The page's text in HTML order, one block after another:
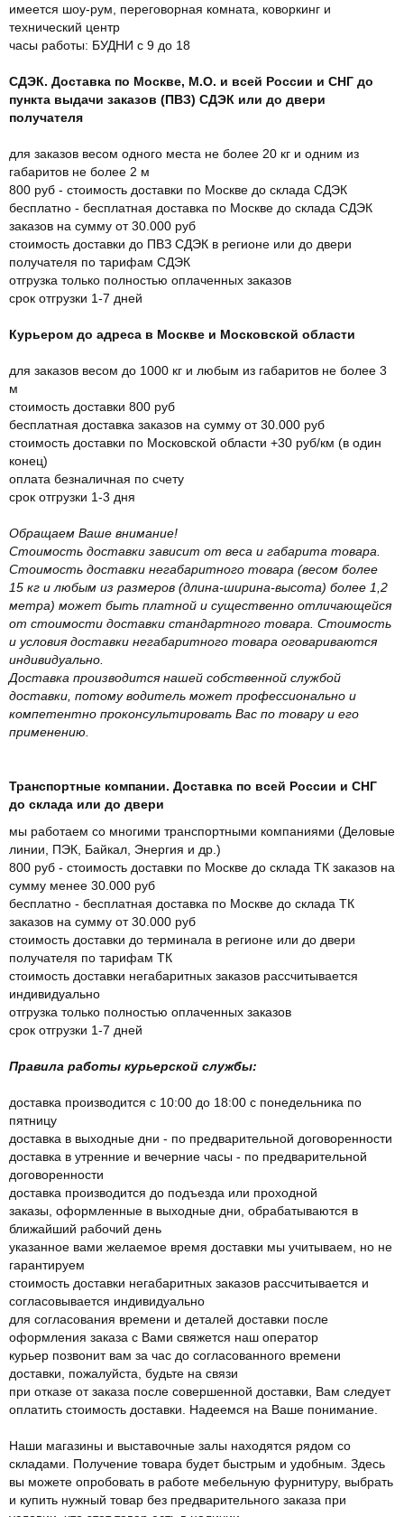
имеется шоу-рум, переговорная комната, коворкинг и
технический центр
часы работы: БУДНИ с 9 до 18
СДЭК. Доставка по Москве, М.О. и всей России и СНГ до
пункта выдачи заказов (ПВЗ) СДЭК или до двери
получателя
для заказов весом одного места не более 20 кг и одним из
габаритов не более 2 м
800 руб - стоимость доставки по Москве до склада СДЭК
бесплатно - бесплатная доставка по Москве до склада СДЭК
заказов на сумму от 30.000 руб
стоимость доставки до ПВЗ СДЭК в регионе или до двери
получателя по тарифам СДЭК
отгрузка только полностью оплаченных заказов
срок отгрузки 1-7 дней
Курьером до адреса в Москве и Московской области
для заказов весом до 1000 кг и любым из габаритов не более 3
м
стоимость доставки 800 руб
бесплатная доставка заказов на сумму от 30.000 руб
стоимость доставки по Московской области +30 руб/км (в один
конец)
оплата безналичная по счету
срок отгрузки 1-3 дня
Обращаем Ваше внимание!
Стоимость доставки зависит от веса и габарита товара.
Стоимость доставки негабаритного товара (весом более
15 кг и любым из размеров (длина-ширина-высота) более 1,2
метра) может быть платной и существенно отличающейся
от стоимости доставки стандартного товара. Стоимость
и условия доставки негабаритного товара оговариваются
индивидуально.
Доставка производится нашей собственной службой
доставки, потому водитель может профессионально и
компетентно проконсультировать Вас по товару и его
применению.
Транспортные компании. Доставка по всей России и СНГ
до склада или до двери
мы работаем со многими транспортными компаниями (Деловые
линии, ПЭК, Байкал, Энергия и др.)
800 руб - стоимость доставки по Москве до склада ТК заказов на
сумму менее 30.000 руб
бесплатно - бесплатная доставка по Москве до склада ТК
заказов на сумму от 30.000 руб
стоимость доставки до терминала в регионе или до двери
получателя по тарифам ТК
стоимость доставки негабаритных заказов рассчитывается
индивидуально
отгрузка только полностью оплаченных заказов
срок отгрузки 1-7 дней
Правила работы курьерской службы:
доставка производится с 10:00 до 18:00 с понедельника по
пятницу
доставка в выходные дни - по предварительной договоренности
доставка в утренние и вечерние часы - по предварительной
договоренности
доставка производится до подъезда или проходной
заказы, оформленные в выходные дни, обрабатываются в
ближайший рабочий день
указанное вами желаемое время доставки мы учитываем, но не
гарантируем
стоимость доставки негабаритных заказов рассчитывается и
согласовывается индивидуально
для согласования времени и деталей доставки после
оформления заказа с Вами свяжется наш оператор
курьер позвонит вам за час до согласованного времени
доставки, пожалуйста, будьте на связи
при отказе от заказа после совершенной доставки, Вам следует
оплатить стоимость доставки. Надеемся на Ваше понимание.
Наши магазины и выставочные залы находятся рядом со
складами. Получение товара будет быстрым и удобным. Здесь
вы можете опробовать в работе мебельную фурнитуру, выбрать
и купить нужный товар без предварительного заказа при